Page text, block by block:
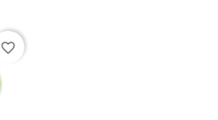
favorite_border